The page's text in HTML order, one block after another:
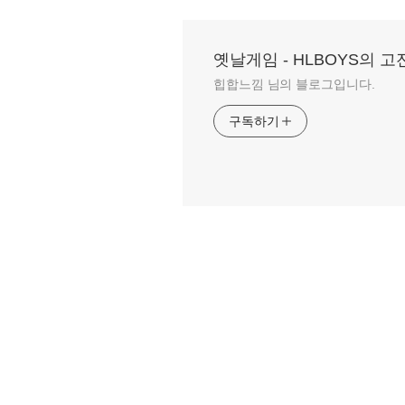
옛날게임 - HLBOYS의 고
힙합느낌 님의 블로그입니다.
구독하기